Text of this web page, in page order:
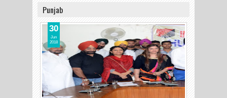
Punjab
30
Jun
2018